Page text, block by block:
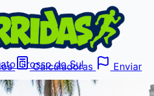
Calculadoras
Enviar
Grosso do Sul